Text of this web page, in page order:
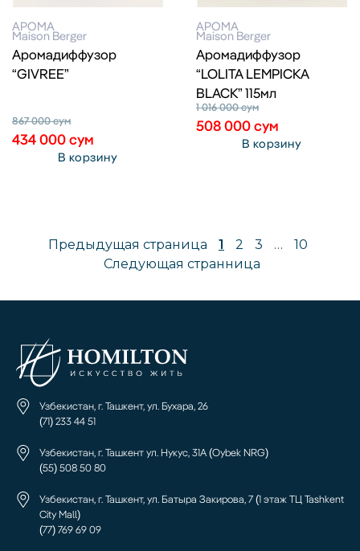
АРОМА
Maison Berger
Аромадиффузор
“GIVREE”
867 000сум
434 000сум
В корзину
АРОМА
Maison Berger
Аромадиффузор
“LOLITA LEMPICKA
BLACK” 115мл
1 016 000сум
508 000сум
В корзину
Предыдущая страница 1 2 3 …
10
Следующая странница
Узбекистан, г. Ташкент, ул. Бухара, 26
(71) 233 44 51
Узбекистан, г. Ташкент ул. Нукус, 31А (Oybek NRG)
(55) 508 50 80
Узбекистан, г. Ташкент, ул. Батыра Закирова, 7 (1 этаж ТЦ Tashkent
City Mall)
(77) 769 69 09